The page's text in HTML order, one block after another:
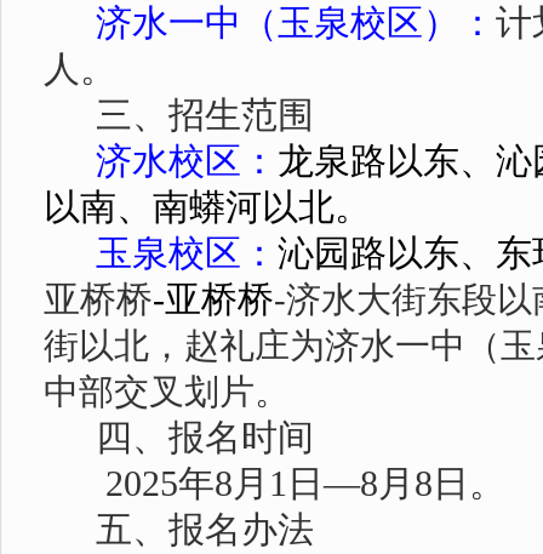
济水一中（玉泉校区）： 计
人。
三、招生范围
济水校区： 龙泉路以东、
以南、南蟒河以北。
玉泉校区： 沁园路以东、
亚桥桥-亚桥桥-济水大街东段
街以北，赵礼庄为济水一中（
中部交叉划片。
四、报名时间
2025年8月 1 日—8月 8 日。
五、报名办法